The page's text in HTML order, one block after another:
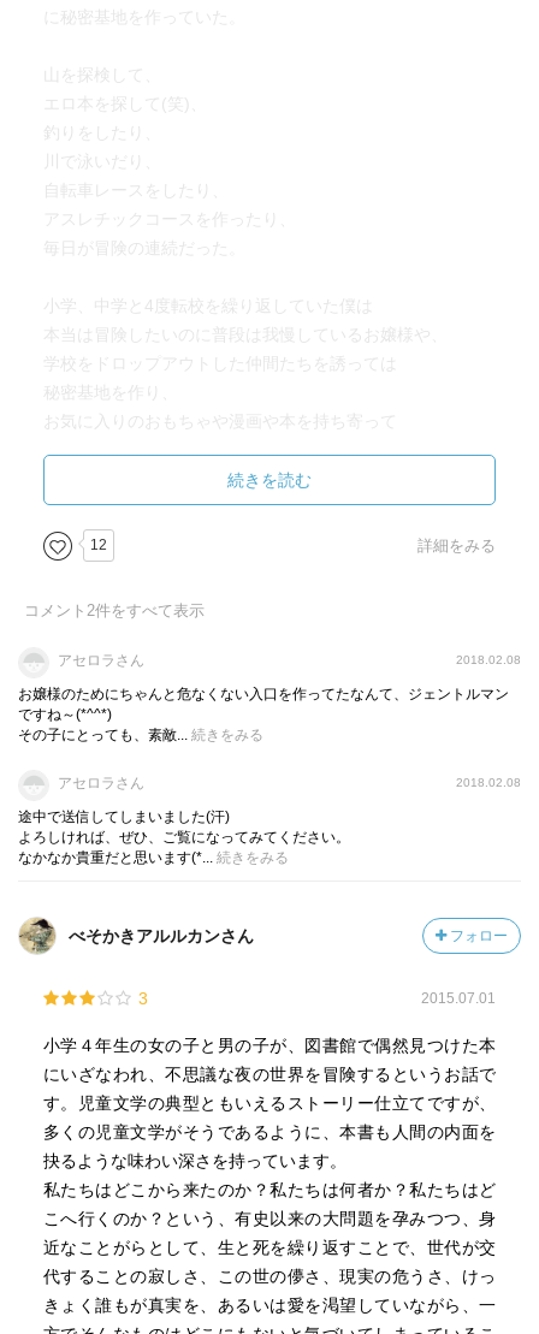
に秘密基地を作っていた。
山を探検して、
エロ本を探して(笑)、
釣りをしたり、
川で泳いだり、
自転車レースをしたり、
アスレチックコースを作ったり、
毎日が冒険の連続だった。
小学、中学と4度転校を繰り返していた僕は
本当は冒険したいのに普段は我慢しているお嬢様や、
学校をドロップアウトした仲間たちを誘っては
秘密基地を作り、
お気に入りのおもちゃや漫画や本を持ち寄って
(子供と侮るなかれ。服が汚れると困るお嬢様のために、ち
ゃんと危なくない入口も作っていたのだ)
何をもたらすのだろう。
時は1977年。
離婚をし母と二人で幸団地に引っ越してきて4年。
小学4年生になったばかりの
おっとりして引っ込み思案な少女だ。
さよと母の二人の朝の散歩のシーンは
魚の名前覚え競争でクラス一番になったことなど、
ひんやりとした朝の空気を吸い込みながらする打ち明け話
の描写に
僕も秘密基地で交わした、
学校では言えない好きな子の話や、
秘密基地のメンバーにだけ言えた将来の夢の話など、
フラッシュバックのように蒼い記憶がよみがえってきた。
続きを読む
12 詳細をみる
コメント 2件をすべて表示
アセロラさん 2018.02.08
お嬢様のためにちゃんと危なくない入口を作ってたなんて、ジェントルマン
ですね～(*^^*)
その子にとっても、素敵... 続きをみる
アセロラさん 2018.02.08
途中で送信してしまいました(汗)
よろしければ、ぜひ、ご覧になってみてください。
なかなか貴重だと思います(*... 続きをみる
べそかきアルルカンさん フォロー
3 2015.07.01
小学４年生の女の子と男の子が、図書館で偶然見つけた本
にいざなわれ、不思議な夜の世界を冒険するというお話で
す。児童文学の典型ともいえるストーリー仕立てですが、
多くの児童文学がそうであるように、本書も人間の内面を
抉るような味わい深さを持っています。
私たちはどこから来たのか？私たちは何者か？私たちはど
こへ行くのか？という、有史以来の大問題を孕みつつ、身
近なことがらとして、生と死を繰り返すことで、世代が交
代することの寂しさ、この世の儚さ、現実の危うさ、けっ
きょく誰もが真実を、あるいは愛を渇望していながら、一